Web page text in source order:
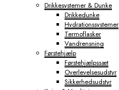
Drikkesystemer & Dunke
Drikkedunke
Hydrationssystemer
Termoflasker
Vandrensning
Førstehjælp
Førstehjælpssæt
Overlevelsesudstyr
Sikkerhedsudstyr